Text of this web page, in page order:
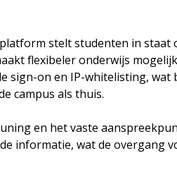
stelt studenten in staat
flexibeler onderwijs
sign-on en IP-whitelisting, wat
campus als thuis.
en het vaste
informatie, wat de overgang